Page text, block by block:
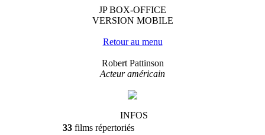
JP BOX-OFFICE
VERSION MOBILE
Retour au menu
Robert Pattinson
Acteur américain
INFOS
33films répertoriés